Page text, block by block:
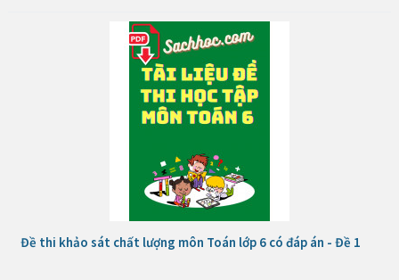
Đề thi khảo sát chất lượng môn Toán lớp 6 có đáp án - Đề 1